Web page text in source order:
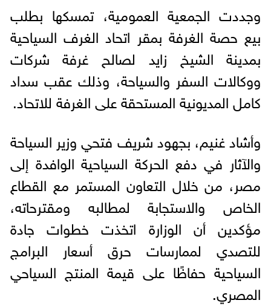
وجددت الجمعية العمومية، تمسكها بطلب
بيع حصة الغرفة بمقر اتحاد الغرف السياحية
بمدينة الشيخ زايد لصالح غرفة شركات
ووكالات السفر والسياحة، وذلك عقب سداد
كامل المديونية المستحقة على الغرفة للاتحاد.
وأشاد غنيم، بجهود شريف فتحي وزير السياحة
والآثار في دفع الحركة السياحية الوافدة إلى
مصر، من خلال التعاون المستمر مع القطاع
الخاص والاستجابة لمطالبه ومقترحاته،
مؤكدين أن الوزارة اتخذت خطوات جادة
للتصدي لممارسات حرق أسعار البرامج
السياحية حفاظًا على قيمة المنتج السياحي
المصري.